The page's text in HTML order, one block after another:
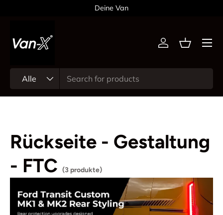
Deine Van
Alle
Einloggen
Menü
Rückseite - Gestaltung
- FTC (3 produkte)